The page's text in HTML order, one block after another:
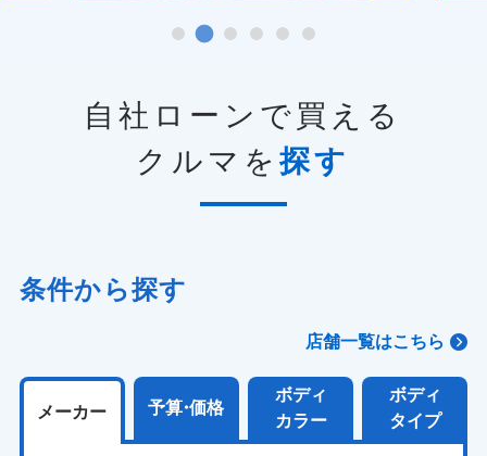
自社ローンで買える
クルマを探す
条件から探す
店舗一覧はこちら
メーカー 予算・価格
ボディ
カラー
ボディ
タイプ